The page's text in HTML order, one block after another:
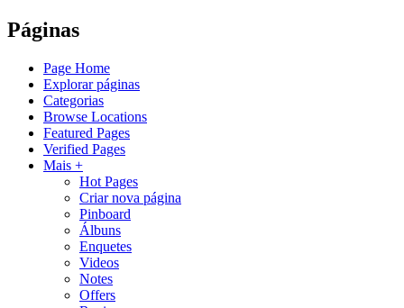
Páginas
Page Home
Explorar páginas
Categorias
Browse Locations
Featured Pages
Verified Pages
Mais +
Hot Pages
Criar nova página
Pinboard
Álbuns
Enquetes
Videos
Notes
Offers